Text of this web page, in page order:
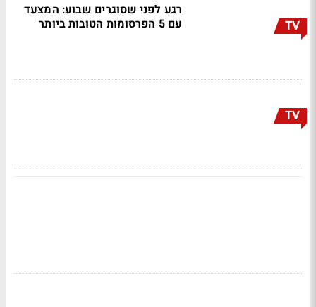
TV
רגע לפני שסוגרים שבוע: המצעד
עם 5 הפרסומות הטובות ביותר
TV